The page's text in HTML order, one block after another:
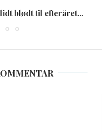
blødt til efteråret...